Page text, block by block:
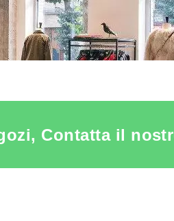
Contatta il